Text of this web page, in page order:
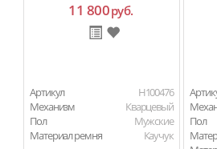
11 800руб.
Артикул
H100476
Механизм
Кварцевый
Пол
Мужские
Материал ремня
Каучук
Пол